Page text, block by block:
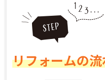
リフォームの